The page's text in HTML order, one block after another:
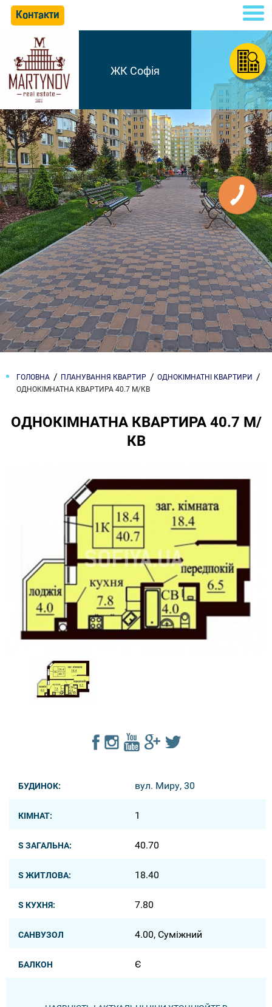
Контакти
ЖК Софія
ГОЛОВНА ПЛАНУВАННЯ КВАРТИР
ОДНОКІМНАТНІ КВАРТИРИ
ОДНОКІМНАТНА КВАРТИРА 40.7 М/КВ
ОДНОКІМНАТНА КВАРТИРА 40.7 М/
КВ
БУДИНОК: вул. Миру, 30
КІМНАТ: 1
S ЗАГАЛЬНА: 40.70
S ЖИТЛОВА: 18.40
S КУХНЯ: 7.80
САНВУЗОЛ 4.00, Суміжний
БАЛКОН Є